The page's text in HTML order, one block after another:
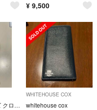
¥ 9,500
ワイルドスワンズ クロコ キーリング キーホルダー WILD SWANS
WHITEHOUSE COX
whitehouse cox